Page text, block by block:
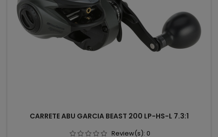
CARRETE ABU GARCIA BEAST 200 LP-HS-L 7.3:1
Review(s): 0